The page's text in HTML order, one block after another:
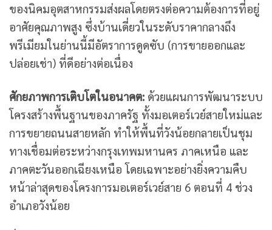
ของนิคมอุตสาหกรรมส่งผลโดยตรงต่อความต้องการที่อยู่
อาศัยคุณภาพสูง ซึ่งบ้านเดี่ยวในระดับราคากลางถึง
พรีเมียมในย่านนี้มีอัตราการดูดซับ (การขายออกและ
ปล่อยเช่า) ที่ดีอย่างต่อเนื่อง
ศักยภาพการเติบโตในอนาคต: ด้วยแผนการพัฒนาระบบ
โครงสร้างพื้นฐานของภาครัฐ ทั้งมอเตอร์เวย์สายใหม่และ
การขยายถนนสายหลัก ทำให้พื้นที่วังน้อยกลายเป็นชุม
ทางเชื่อมต่อระหว่างกรุงเทพมหานคร ภาคเหนือ และ
ภาคตะวันออกเฉียงเหนือ โดยเฉพาะอย่างยิ่งความคืบ
หน้าล่าสุดของโครงการมอเตอร์เวย์สาย 6 ตอนที่ 4 ช่วง
อำเภอวังน้อย